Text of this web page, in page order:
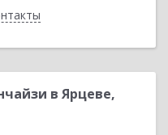
в Ярцеве,